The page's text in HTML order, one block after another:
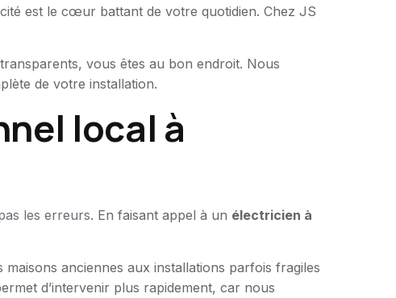
est le cœur battant de votre quotidien. Chez JS
vous êtes au bon endroit. Nous
de votre installation.
local à
les erreurs. En faisant appel à un électricien à
anciennes aux installations parfois fragiles
d’intervenir plus rapidement, car nous